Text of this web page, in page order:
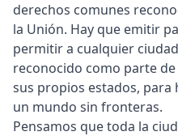
derechos comunes
la Unión. Hay que emitir
permitir a cualquier
reconocido como parte
sus propios estados, para
un mundo sin fronteras.
Pensamos que toda la